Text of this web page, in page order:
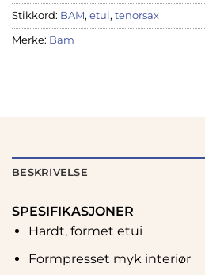
Stikkord: BAM, etui, tenorsax
Merke: Bam
BESKRIVELSE
SPESIFIKASJONER
Hardt, formet etui
Formpresset myk interiør